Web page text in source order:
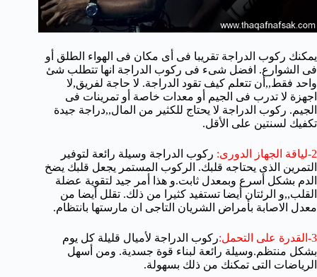
يمكنك ركوب الدراجة تقريبا فى أى مكان فى الهواء الطلق أو
فى الشوارع. افضل شىء فى ركوب الدراجة انها تتطلب شئ
واحد فقط,,أن تتعلم كيف تقود الدراجة. لا حاجة لفريق,لا
اجهزة لا تدرب فى الجيم أو معدات خاصة أو تمرينات فى
الجيم. ركوب الدراجة لا يحتاج للكثير من المال,,دراجة جيدة
تكفيك لسنتين على الأقل.
2-لياقة الجهاز الدورى:
ركوب الدراجة وسيلة رائعة لتوفير
التمرين الذى يحتاجه قلبك. الركوب المستمر يجعل قلبك يضخ
الدم بشكل أسرع وبمعدل ثابت.و هذا أمر جيد لتقوية عضلة
القلب,,و الرئتان أيضا تستفيد كثيرا من ذلك. تقلل أيضا من
معدل الاصابة بأمراض الشريان التاجى ان مارستها بانتظام.
3-القدرة على التحمل:
ركوب الدراجة لأميال قليلة كل يوم
بشكل منتظم.وسيلة رائعة لبناء قوة جسدية. ومن أسهل
الرياضات التى تمكنك من ذلك بسهولة.